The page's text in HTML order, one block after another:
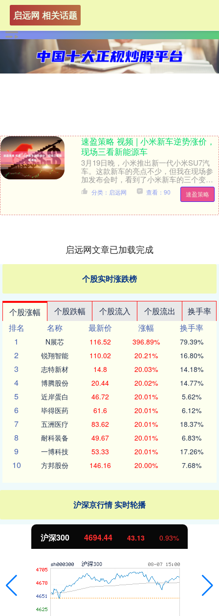
启远网 相关话题
速盈策略 视频 | 小米新车逆势涨价，
现场三看新能源车
3月19日晚，小米推出新一代小米SU7汽
车。这款新车的亮点不少，但我在现场参
加发布会时，看到了小米新车的三个变
化，也能从中一窥国内车企的转型之
路。....
速盈策略
分类：启远网 查看：90
启远网文章已加载完成
个股实时涨跌榜
个股涨幅 个股跌幅 个股流入 个股流出
换手率
排名
名称 最新价 涨幅
换手率
1
N展芯 116.52 396.89% 79.39%
2 锐翔智能 110.02 20.21% 16.80%
3 志特新材 14.8 20.03% 14.18%
4 博腾股份 20.44 20.02% 14.77%
5 近岸蛋白 46.72 20.01% 5.62%
6 毕得医药 61.6 20.01% 6.12%
7 五洲医疗 83.62 20.01% 18.37%
8 耐科装备 49.67 20.01% 6.83%
9 一博科技 53.33 20.01% 17.26%
10 方邦股份 146.16 20.00% 7.68%
沪深京行情 实时轮播
沪深300 4694.44 43.13 0.93%